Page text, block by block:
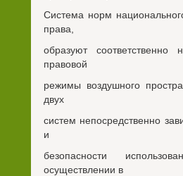
Система норм
права,
образуют соответственно
правовой
режимы воздушного
двух
систем непосредственно
и
безопасности
осуществлении в